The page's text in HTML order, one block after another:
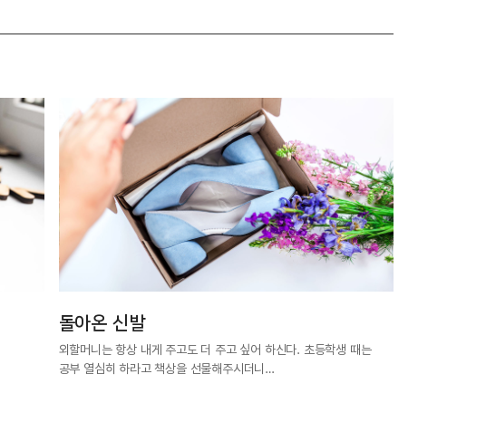
돌아온 신발
외할머니는 항상 내게 주고도 더 주고 싶어 하신다. 초등학생 때는
공부 열심히 하라고 책상을 선물해주시더니…